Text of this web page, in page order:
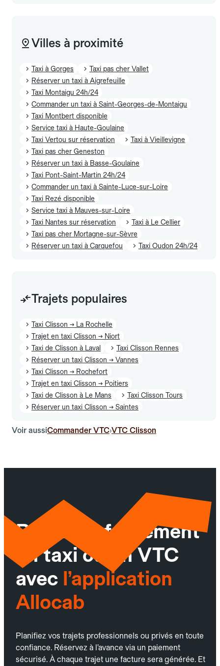
Villes à proximité
Taxi à Gorges
Taxi pas cher Vallet
Réserver un taxi à Aigrefeuille
Taxi Montaigu 24h/24
Commander un taxi à Saint-Georges-de-Montaigu
Taxi Montbert disponible
Service taxi à Haute-Goulaine
Taxi Vertou sur réservation
Taxi à Vieillevigne
Taxi pas cher Geneston
Réserver un taxi à Basse-Goulaine
Taxi Pont-Saint-Martin 24h/24
Commander un taxi à Sainte-Luce-sur-Loire
Taxi Rezé disponible
Service taxi à Mauves-sur-Loire
Taxi Nantes sur réservation
Taxi à Le Cellier
Taxi pas cher Mortagne-sur-Sèvre
Réserver un taxi à Carquefou
Taxi Oudon 24h/24
Trajets populaires
Taxi Clisson → La Rochelle
Trajet en taxi Clisson → Niort
Taxi de Clisson à Laval
Taxi Clisson Rennes
Réserver un taxi Clisson → Vannes
Taxi Clisson → Rochefort
Trajet en taxi Clisson → Poitiers
Taxi de Clisson à Le Mans
Taxi Clisson Tours
Réserver un taxi Clisson → Saintes
Voir aussiCommander VTC›VTC Clisson
Réservez facilement
un taxi ou un VTC
avec l’application
Allocab
Planifiez vos trajets professionnels ou privés en toute
confiance. Réservez à l’avance via un paiement
sécurisé. À chaque trajet une facture sera générée. Et